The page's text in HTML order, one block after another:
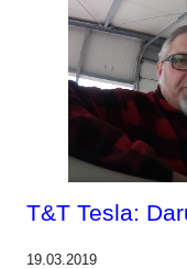
T&T Tesla:
19.03.2019